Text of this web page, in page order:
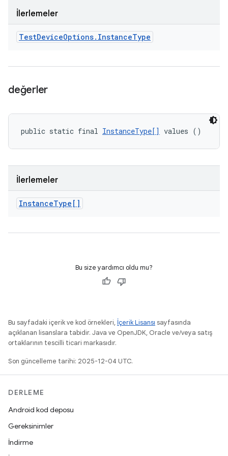
İlerlemeler
TestDeviceOptions. InstanceType
değerler
public static final InstanceType[] values ()
İlerlemeler
InstanceType[]
Bu size yardımcı oldu mu?
Bu sayfadaki içerik ve kod örnekleri, İçerik Lisansı sayfasında
açıklanan lisanslara tabidir. Java ve OpenJDK, Oracle ve/veya satış
ortaklarının tescilli ticari markasıdır.
Son güncelleme tarihi: 2025-12-04 UTC.
DERLEME
Android kod deposu
Gereksinimler
İndirme